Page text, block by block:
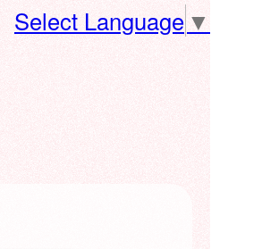
Select Language ▼